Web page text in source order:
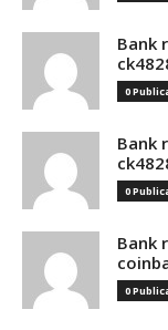
Bank
0
Bank
0
Bank
0